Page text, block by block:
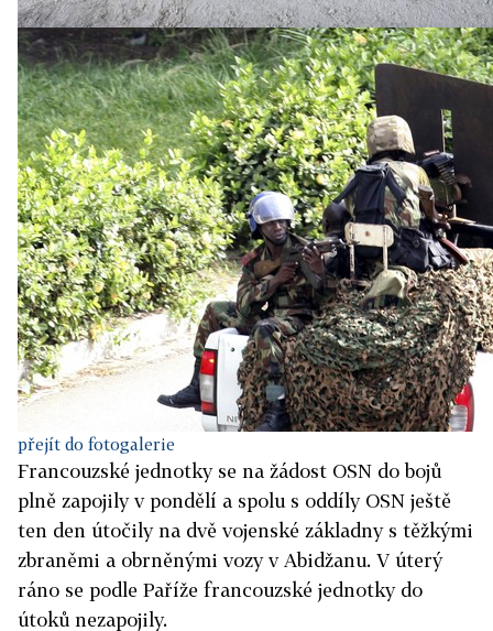
přejít do fotogalerie
Francouzské jednotky se na žádost OSN do bojů
plně zapojily v pondělí a spolu s oddíly OSN ještě
ten den útočily na dvě vojenské základny s těžkými
zbraněmi a obrněnými vozy v Abidžanu. V úterý
ráno se podle Paříže francouzské jednotky do
útoků nezapojily.